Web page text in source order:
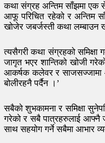
कथा संग्रह अन्तिम साँझमा एक
आफू परिचित रहेको र अन्तिम
खोजेर जबर्जस्ती कथा लम्बाउन
त्यसैगरी कथा संग्रहको समिक्षा
जागृत भएर शान्तिको खोजी
आकर्षक कलेवर र साजसज्जामा
बोलीरहनै पर्दैन ।’
सबैको शुभकामना र समिक्षा
गरेको र सबै पात्रहरुलाई आफ्नै
साथ सहयोग गर्ने सबैमा आभार